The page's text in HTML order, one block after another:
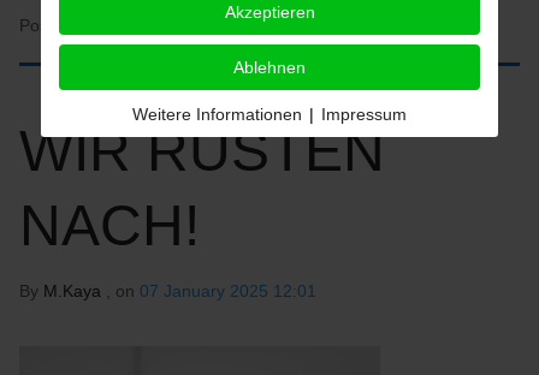
Posted in:
WIR RÜSTEN
NACH!
By M.Kaya , on 07 January 2025 12:01
Akzeptieren
Ablehnen
Weitere Informationen | Impressum